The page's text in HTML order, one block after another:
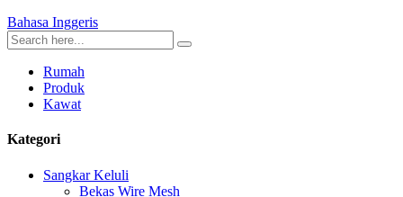
Bahasa Inggeris
Rumah
Produk
Kawat
Kategori
Sangkar Keluli
Bekas Wire Mesh